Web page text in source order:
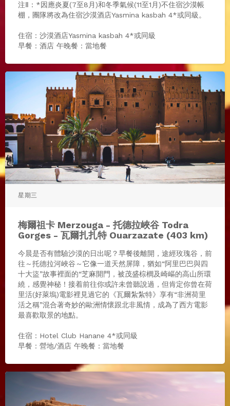
注Ⅱ：*因應炎夏(7至8月)和冬季氣候(11至1月)不住宿沙漠帳
棚，團隊將改為住宿沙漠酒店Yasmina kasbah 4*或同級。
住宿：沙漠酒店Yasmina kasbah 4*或同級
早餐：酒店 午晚餐：當地餐
星期三
梅爾祖卡 Merzouga - 托德拉峽谷 Todra
Gorges - 瓦爾扎扎特 Ouarzazate (403 km)
今晨是否有體驗沙漠的日出呢？早餐後離開，途經玫瑰谷，前
往～托德拉河峽⾕～它像一道天然屏障，猶如“阿里巴巴與四
十大盜”故事裡面的“芝麻開門，被茂盛棕櫚及崎嶇的⾼⼭所環
繞，感覺神秘！接着前往你或許未曾聽說過，但肯定你曾在荷
里活(好萊塢)電影裡見過它的《瓦爾紮紮特》享有“非洲荷里
活之稱”混合著奇妙的歐洲情懷跟北⾮⾵情，成為了西⽅電影
最喜歡取景的地點。
住宿：Hotel Club Hanane 4*或同級
早餐：營地/酒店 午晚餐：當地餐